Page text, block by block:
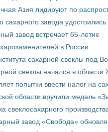
Азия лидируют по
сахарного завода удостоились
завод встречает 65-летие
в России
сахарной свеклы под
свеклы начался в области
попытки ввести налог на
области вручили медаль
свеклосахарного
завод «Свобода»